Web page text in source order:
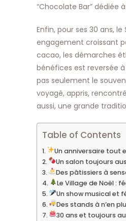
“Chocolate Bar”
Enfin, pour ses 30 ans,
engagement croissant
cacao, les démarches
bénéfices est reversée
pas seulement le
voyagé, appris,
aussi, une grande
Table of Contents
Un anniversaire tout
Un salon toujours
Des pâtissiers à
Le Village de Noël :
Un show musical et
Des stands à n’en
30 ans et toujours